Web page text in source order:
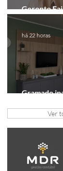
Geronto
realizada
Gramado
há 22 horas
Ver